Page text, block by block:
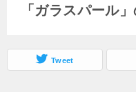
「ガラスパール
Tweet